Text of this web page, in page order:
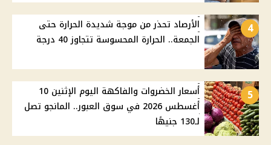
4
الأرصاد تحذر من موجة شديدة الحرارة حتى
الجمعة.. الحرارة المحسوسة تتجاوز 40 درجة
5
أسعار الخضروات والفاكهة اليوم الإثنين 10
أغسطس 2026 في سوق العبور.. المانجو تصل
لـ130 جنيهًا